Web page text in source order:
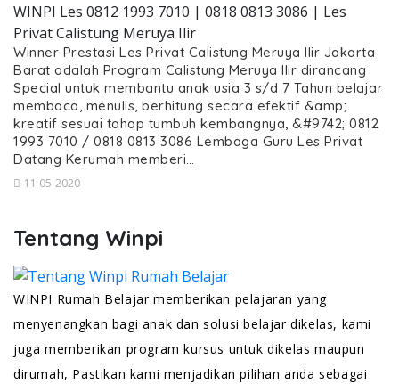
WINPI Les 0812 1993 7010 | 0818 0813 3086 | Les
Privat Calistung Meruya Ilir
Winner Prestasi Les Privat Calistung Meruya Ilir Jakarta
Barat adalah Program Calistung Meruya Ilir dirancang
Special untuk membantu anak usia 3 s/d 7 Tahun belajar
membaca, menulis, berhitung secara efektif &amp;
kreatif sesuai tahap tumbuh kembangnya, &#9742; 0812
1993 7010 / 0818 0813 3086 Lembaga Guru Les Privat
Datang Kerumah memberi…
11-05-2020
Tentang Winpi
WINPI Rumah Belajar memberikan pelajaran yang
menyenangkan bagi anak dan solusi belajar dikelas, kami
juga memberikan program kursus untuk dikelas maupun
dirumah, Pastikan kami menjadikan pilihan anda sebagai